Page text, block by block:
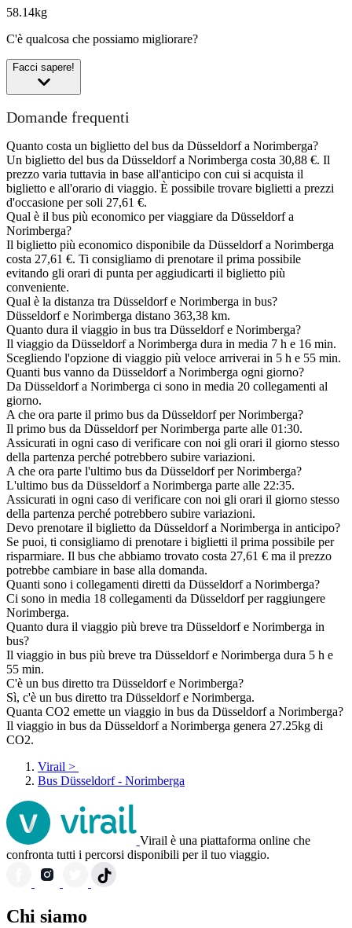
58.14kg
C'è qualcosa che possiamo migliorare?
Facci sapere!
Domande frequenti
Quanto costa un biglietto del bus da Düsseldorf a Norimberga?
Un biglietto del bus da Düsseldorf a Norimberga costa 30,88 €. Il
prezzo varia tuttavia in base all'anticipo con cui si acquista il
biglietto e all'orario di viaggio. È possibile trovare biglietti a prezzi
d'occasione per soli 27,61 €.
Qual è il bus più economico per viaggiare da Düsseldorf a
Norimberga?
Il biglietto più economico disponibile da Düsseldorf a Norimberga
costa 27,61 €. Ti consigliamo di prenotare il prima possibile
evitando gli orari di punta per aggiudicarti il biglietto più
conveniente.
Qual è la distanza tra Düsseldorf e Norimberga in bus?
Düsseldorf e Norimberga distano 363,38 km.
Quanto dura il viaggio in bus tra Düsseldorf e Norimberga?
Il viaggio da Düsseldorf a Norimberga dura in media 7 h e 16 min.
Scegliendo l'opzione di viaggio più veloce arriverai in 5 h e 55 min.
Quanti bus vanno da Düsseldorf a Norimberga ogni giorno?
Da Düsseldorf a Norimberga ci sono in media 20 collegamenti al
giorno.
A che ora parte il primo bus da Düsseldorf per Norimberga?
Il primo bus da Düsseldorf per Norimberga parte alle 01:30.
Assicurati in ogni caso di verificare con noi gli orari il giorno stesso
della partenza perché potrebbero subire variazioni.
A che ora parte l'ultimo bus da Düsseldorf per Norimberga?
L'ultimo bus da Düsseldorf a Norimberga parte alle 22:35.
Assicurati in ogni caso di verificare con noi gli orari il giorno stesso
della partenza perché potrebbero subire variazioni.
Devo prenotare il biglietto da Düsseldorf a Norimberga in anticipo?
Se puoi, ti consigliamo di prenotare i biglietti il prima possibile per
risparmiare. Il bus che abbiamo trovato costa 27,61 € ma il prezzo
potrebbe cambiare in base alla domanda.
Quanti sono i collegamenti diretti da Düsseldorf a Norimberga?
Ci sono in media 18 collegamenti da Düsseldorf per raggiungere
Norimberga.
Quanto dura il viaggio più breve tra Düsseldorf e Norimberga in
bus?
Il viaggio in bus più breve tra Düsseldorf e Norimberga dura 5 h e
55 min.
C'è un bus diretto tra Düsseldorf e Norimberga?
Sì, c'è un bus diretto tra Düsseldorf e Norimberga.
Quanta CO2 emette un viaggio in bus da Düsseldorf a Norimberga?
Il viaggio in bus da Düsseldorf a Norimberga genera 27.25kg di
CO2.
Virail >
Bus Düsseldorf - Norimberga
Virail è una piattaforma online che
confronta tutti i percorsi disponibili per il tuo viaggio.
Chi siamo